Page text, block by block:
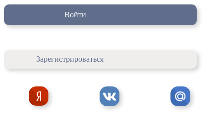
Войти
Зарегистрироваться